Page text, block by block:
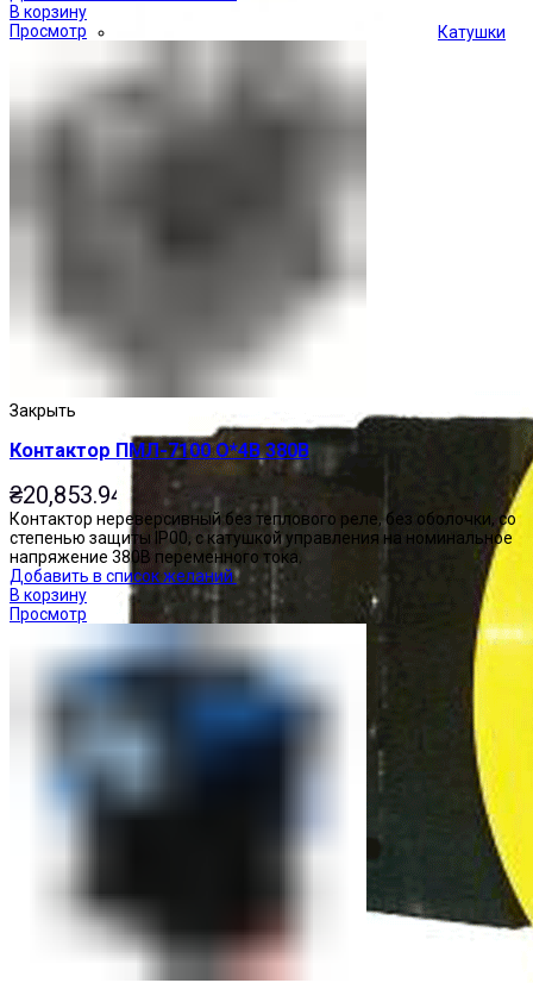
Катушки
В корзину
Просмотр
Закрыть
Контактор ПМЛ-7100 О*4В 380В
₴20,853.94
Контактор нереверсивный без теплового реле, без оболочки, со
степенью защиты IP00, с катушкой управления на номинальное
напряжение 380В переменного тока.
Добавить в список желаний
В корзину
Просмотр